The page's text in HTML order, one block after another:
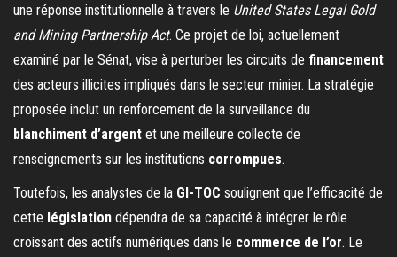
une réponse institutionnelle à travers le United States Legal Gold
and Mining Partnership Act. Ce projet de loi, actuellement
examiné par le Sénat, vise à perturber les circuits de financement
des acteurs illicites impliqués dans le secteur minier. La stratégie
proposée inclut un renforcement de la surveillance du
blanchiment d’argent et une meilleure collecte de
renseignements sur les institutions corrompues.
Toutefois, les analystes de la GI-TOC soulignent que l’efficacité de
cette législation dépendra de sa capacité à intégrer le rôle
croissant des actifs numériques dans le commerce de l’or. Le